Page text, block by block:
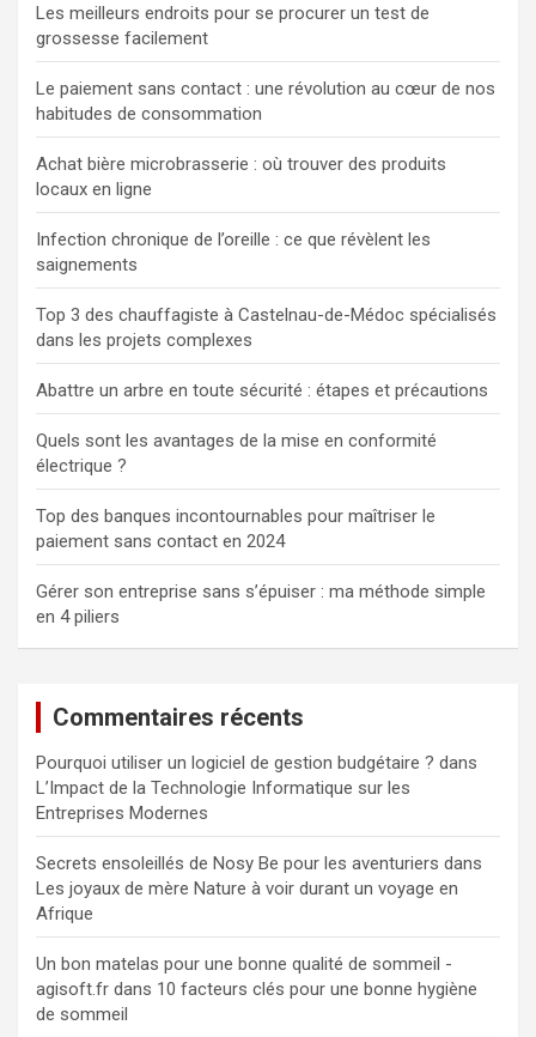
Les meilleurs endroits pour se procurer un test de
grossesse facilement
Le paiement sans contact : une révolution au cœur de nos
habitudes de consommation
Achat bière microbrasserie : où trouver des produits
locaux en ligne
Infection chronique de l’oreille : ce que révèlent les
saignements
Top 3 des chauffagiste à Castelnau-de-Médoc spécialisés
dans les projets complexes
Abattre un arbre en toute sécurité : étapes et précautions
Quels sont les avantages de la mise en conformité
électrique ?
Top des banques incontournables pour maîtriser le
paiement sans contact en 2024
Gérer son entreprise sans s’épuiser : ma méthode simple
en 4 piliers
Commentaires récents
Pourquoi utiliser un logiciel de gestion budgétaire ? dans
L’Impact de la Technologie Informatique sur les
Entreprises Modernes
Secrets ensoleillés de Nosy Be pour les aventuriers dans
Les joyaux de mère Nature à voir durant un voyage en
Afrique
Un bon matelas pour une bonne qualité de sommeil -
agisoft.fr dans 10 facteurs clés pour une bonne hygiène
de sommeil